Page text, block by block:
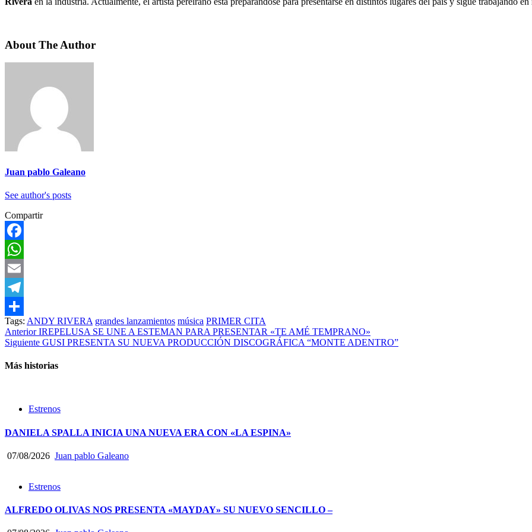
About The Author
Juan pablo Galeano
See author's posts
Compartir
Facebook
WhatsApp
Email
Telegram
Compartir
Tags: ANDY RIVERA grandes lanzamientos música PRIMER CITA
AnteriorIREPELUSA SE UNE A ESTEMAN PARA PRESENTAR «TE AMÉ TEMPRANO»
Siguiente GUSI PRESENTA SU NUEVA PRODUCCIÓN DISCOGRÁFICA “MONTE ADENTRO”
Más historias
Estrenos
DANIELA SPALLA INICIA UNA NUEVA ERA CON «LA ESPINA»
07/08/2026 Juan pablo Galeano
Estrenos
ALFREDO OLIVAS NOS PRESENTA «MAYDAY» SU NUEVO SENCILLO –